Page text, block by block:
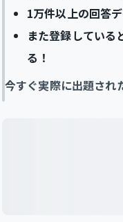
1万件以上の回答
また登録している
る！
今すぐ実際に出題され